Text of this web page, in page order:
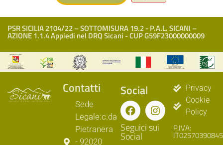
PSR SICILIA 2104/22 – SOTTOMISURA 19.2 - P.A.L. SICANI –
AZIONE 1.1.4 Appiedi nel DRQ Sicani - CUP G59F23000000009
Contatti
Sede
Legale:c.da
Pietranera
- 92020
Social
Seguici sui
Social
Privacy
Cookie
Policy
P.IVA:
IT02570390845